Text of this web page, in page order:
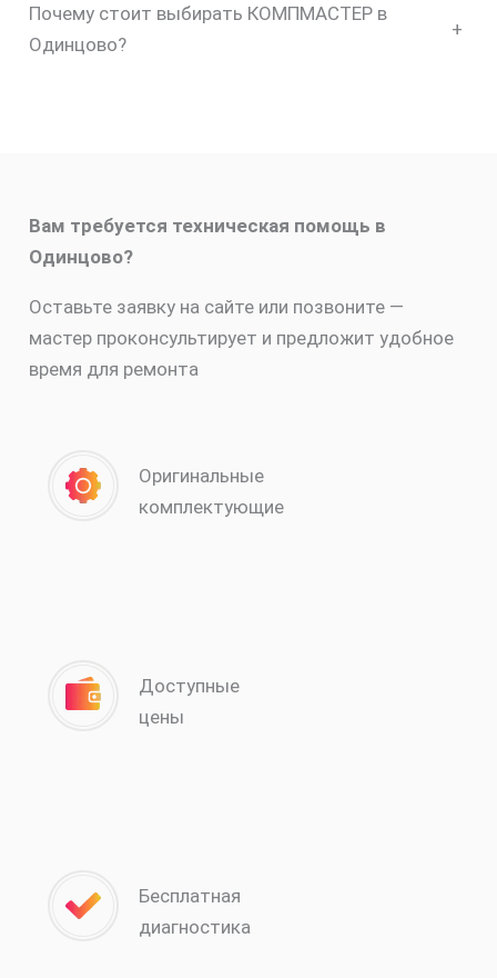
Почему стоит выбирать КОМПМАСТЕР в
Одинцово?
+
Вам требуется техническая помощь в
Одинцово?
Оставьте заявку на сайте или позвоните —
мастер проконсультирует и предложит удобное
время для ремонта
Оригинальные
комплектующие
Доступные
цены
Бесплатная
диагностика